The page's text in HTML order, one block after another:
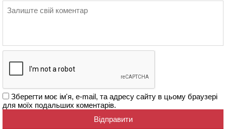
Зберегти моє ім'я, e-mail, та адресу сайту в цьому браузері
для моїх подальших коментарів.